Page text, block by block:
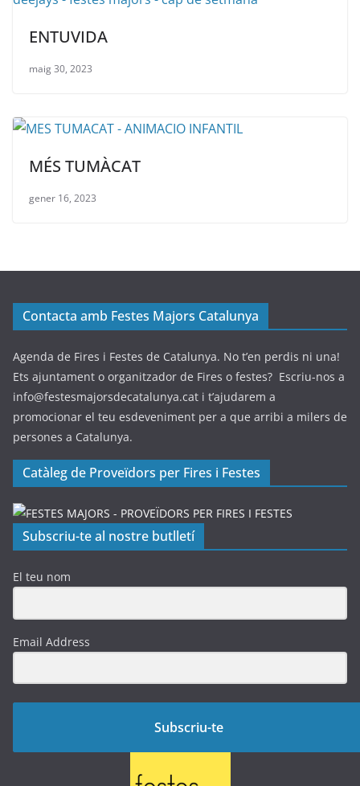
ENTUVIDA
maig 30, 2023
MÉS TUMÀCAT
gener 16, 2023
Contacta amb Festes Majors Catalunya
Agenda de Fires i Festes de Catalunya. No t’en perdis ni una!
Ets ajuntament o organitzador de Fires o festes? Escriu-nos a
info@festesmajorsdecatalunya.cat i t’ajudarem a
promocionar el teu esdeveniment per a que arribi a milers de
persones a Catalunya.
Catàleg de Proveïdors per Fires i Festes
Subscriu-te al nostre butlletí
El teu nom
Email Address
Subscriu-te